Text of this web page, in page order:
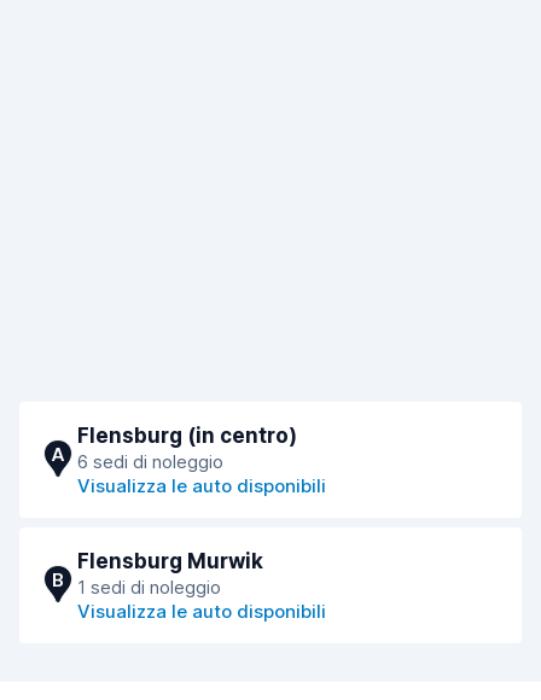
A
Flensburg (in centro)
6 sedi di noleggio
Visualizza le auto disponibili
B
Flensburg Murwik
1 sedi di noleggio
Visualizza le auto disponibili